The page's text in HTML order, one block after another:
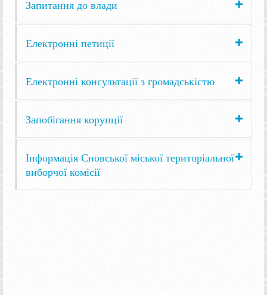
Запитання до влади
Електронні петиції
Електронні консультації з громадськістю
Запобігання корупції
Інформація Сновської міської територіальної
виборчої комісії